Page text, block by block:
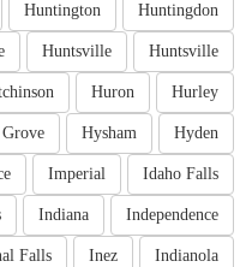
Huntingdon
Huntington
Huntsville
Huntsville
Hurley
Huron
Hyden
Hysham
Idaho Falls
Imperial
Independence
Indiana
Indianola
Inez
Falls